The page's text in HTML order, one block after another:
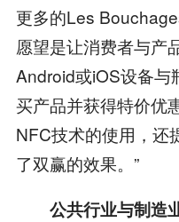
更多的Les
愿望是让消费者与产
Android或iOS设备与
买产品并获得特价优
NFC技术的使用，还
了双赢的效果。”
公共行业与制造